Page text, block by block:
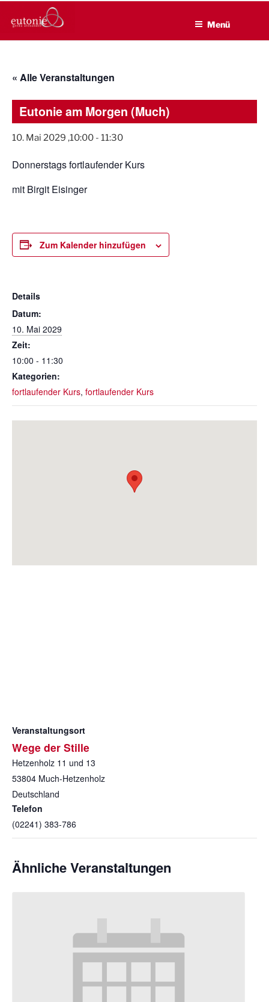
Inhalt
EUTONIE.DE
Lebensbalance durch körperliche Selbsterfahrung
Menü
« Alle Veranstaltungen
Eutonie am Morgen (Much)
10. Mai 2029 ,10:00 - 11:30
Donnerstags fortlaufender Kurs
mit Birgit Eisinger
Zum Kalender hinzufügen
Details
Datum:
10. Mai 2029
Zeit:
10:00 - 11:30
Kategorien:
fortlaufender Kurs, fortlaufender Kurs
Veranstaltungsort
Wege der Stille
Hetzenholz 11 und 13
53804 Much-Hetzenholz
Deutschland
Telefon
(02241) 383-786
Ähnliche Veranstaltungen